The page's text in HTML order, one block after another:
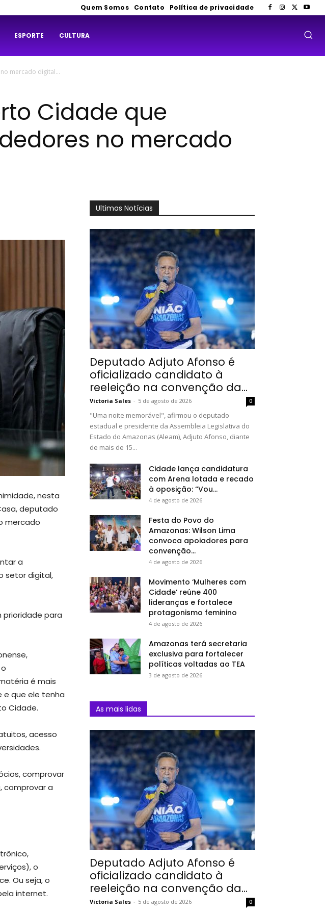
Quem Somos Contato Política de privacidade
ESPORTE CULTURA
mercado digital...
Cidade que
no mercado
nesta
deputado
mercado
a
setor digital,
prioridade para
é mais
e que ele tenha
Cidade.
acesso
comprovar
comprovar a
o
Ou seja, o
internet.
Ultimas Notícias
Deputado Adjuto Afonso é
oficializado candidato à
reeleição na convenção da...
Victoria Sales - 5 de agosto de 2026 0
"Uma noite memorável", afirmou o deputado
estadual e presidente da Assembleia Legislativa do
Estado do Amazonas (Aleam), Adjuto Afonso, diante
de mais de 15...
Cidade lança candidatura
com Arena lotada e recado
à oposição: “Vou...
4 de agosto de 2026
Festa do Povo do
Amazonas: Wilson Lima
convoca apoiadores para
convenção...
4 de agosto de 2026
Movimento ‘Mulheres com
Cidade’ reúne 400
lideranças e fortalece
protagonismo feminino
4 de agosto de 2026
Amazonas terá secretaria
exclusiva para fortalecer
políticas voltadas ao TEA
3 de agosto de 2026
As mais lidas
Deputado Adjuto Afonso é
oficializado candidato à
reeleição na convenção da...
Victoria Sales - 5 de agosto de 2026 0